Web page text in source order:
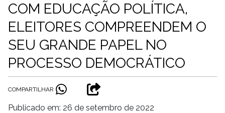
COM EDUCAÇÃO POLÍTICA,
ELEITORES COMPREENDEM O
SEU GRANDE PAPEL NO
PROCESSO DEMOCRÁTICO
COMPARTILHAR
Publicado em: 26 de setembro de 2022